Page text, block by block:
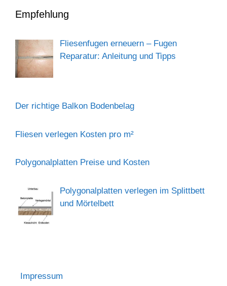
Empfehlung
Fliesenfugen erneuern – Fugen
Reparatur: Anleitung und Tipps
Der richtige Balkon Bodenbelag
Fliesen verlegen Kosten pro m²
Polygonalplatten Preise und Kosten
Polygonalplatten verlegen im Splittbett
und Mörtelbett
Impressum